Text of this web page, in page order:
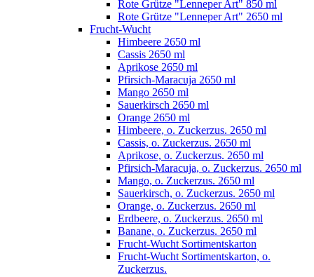
Rote Grütze "Lenneper Art" 850 ml
Rote Grütze "Lenneper Art" 2650 ml
Frucht-Wucht
Himbeere 2650 ml
Cassis 2650 ml
Aprikose 2650 ml
Pfirsich-Maracuja 2650 ml
Mango 2650 ml
Sauerkirsch 2650 ml
Orange 2650 ml
Himbeere, o. Zuckerzus. 2650 ml
Cassis, o. Zuckerzus. 2650 ml
Aprikose, o. Zuckerzus. 2650 ml
Pfirsich-Maracuja, o. Zuckerzus. 2650 ml
Mango, o. Zuckerzus. 2650 ml
Sauerkirsch, o. Zuckerzus. 2650 ml
Orange, o. Zuckerzus. 2650 ml
Erdbeere, o. Zuckerzus. 2650 ml
Banane, o. Zuckerzus. 2650 ml
Frucht-Wucht Sortimentskarton
Frucht-Wucht Sortimentskarton, o.
Zuckerzus.